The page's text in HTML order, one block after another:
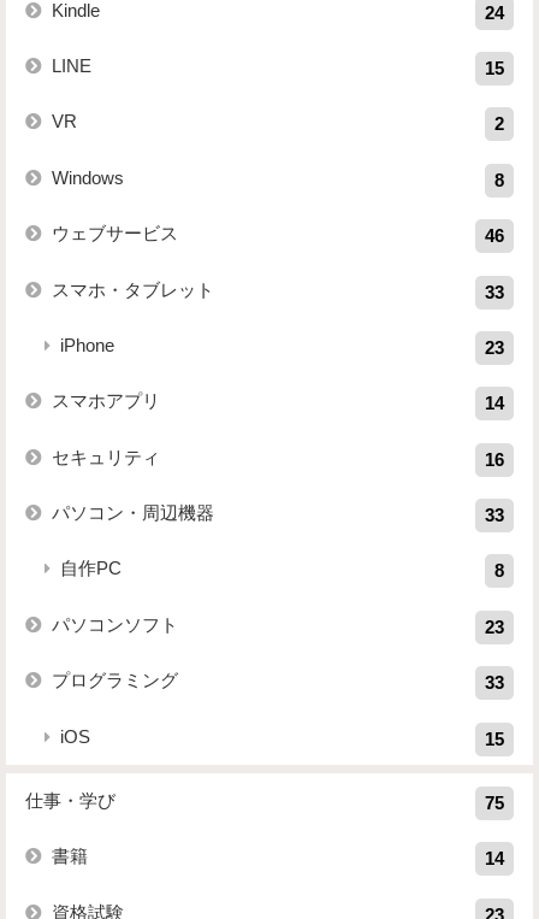
Kindle 24
LINE 15
VR 2
Windows 8
ウェブサービス 46
スマホ・タブレット 33
iPhone 23
スマホアプリ 14
セキュリティ 16
パソコン・周辺機器 33
自作PC 8
パソコンソフト 23
プログラミング 33
iOS 15
仕事・学び 75
書籍 14
資格試験 23